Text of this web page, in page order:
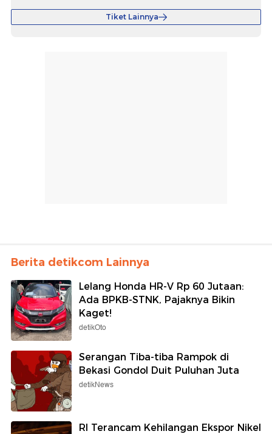
Tiket Lainnya
Berita detikcom Lainnya
Lelang Honda HR-V Rp 60 Jutaan:
Ada BPKB-STNK, Pajaknya Bikin
Kaget!
detikOto
Serangan Tiba-tiba Rampok di
Bekasi Gondol Duit Puluhan Juta
detikNews
RI Terancam Kehilangan Ekspor Nikel